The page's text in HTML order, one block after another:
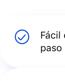
Fácil
paso